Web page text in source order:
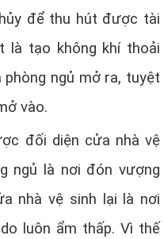
để thu hút được tài
là tạo không khí thoải
ngủ mở ra, tuyệt
vào.
đối diện cửa nhà vệ
ngủ là nơi đón vượng
nhà vệ sinh lại là nơi
luôn ẩm thấp. Vì thế